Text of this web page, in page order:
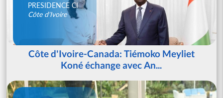
PRESIDENCE CI
Côte d'Ivoire
Côte d'Ivoire-Canada: Tiémoko Meyliet
Koné échange avec An...